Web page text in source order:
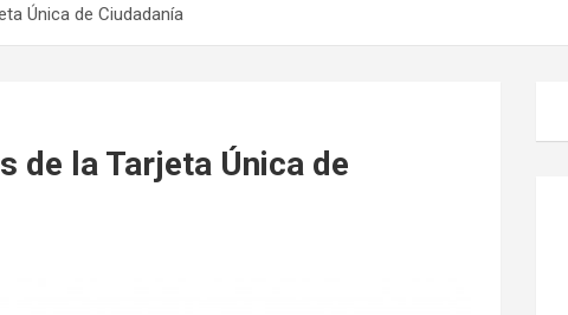
Única de Ciudadanía
de la Tarjeta Única de